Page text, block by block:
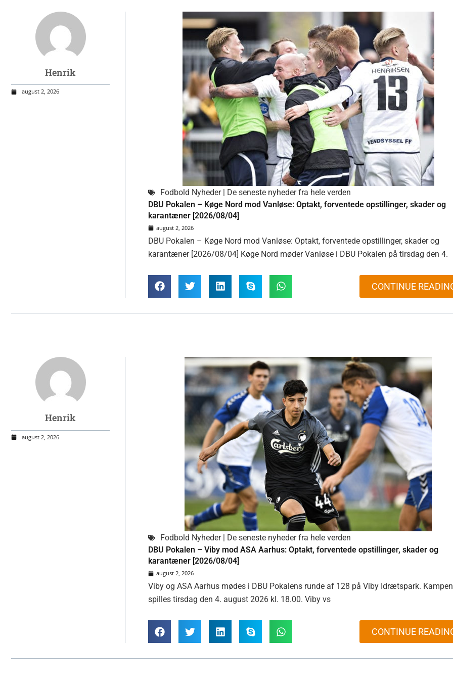
Henrik
august 2, 2026
Fodbold Nyheder | De seneste nyheder fra hele verden
DBU Pokalen – Køge Nord mod Vanløse: Optakt, forventede opstillinger, skader og
karantæner [2026/08/04]
august 2, 2026
DBU Pokalen – Køge Nord mod Vanløse: Optakt, forventede opstillinger, skader og
karantæner [2026/08/04] Køge Nord møder Vanløse i DBU Pokalen på tirsdag den 4.
CONTINUE
Henrik
august 2, 2026
Fodbold Nyheder | De seneste nyheder fra hele verden
DBU Pokalen – Viby mod ASA Aarhus: Optakt, forventede opstillinger, skader og
karantæner [2026/08/04]
august 2, 2026
Viby og ASA Aarhus mødes i DBU Pokalens runde af 128 på Viby Idrætspark. Kampen
spilles tirsdag den 4. august 2026 kl. 18.00. Viby vs
CONTINUE